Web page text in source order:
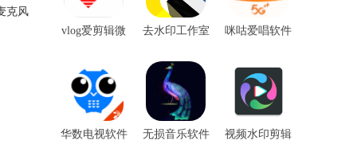
克风
vlog爱剪辑微
去水印工作室
咪咕爱唱软件
华数电视软件 无损音乐软件
视频水印剪辑